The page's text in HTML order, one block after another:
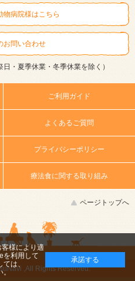
物病院様はこちら
お問い合わせ
日・夏季休業・冬季休業を除く）
ご利用ガイド
よくあるご質問
プライバシーポリシー
療法食に関する取り組み
ページトップへ
,All Rights Reserved.
様により適
を利用して
は、
。
承諾する